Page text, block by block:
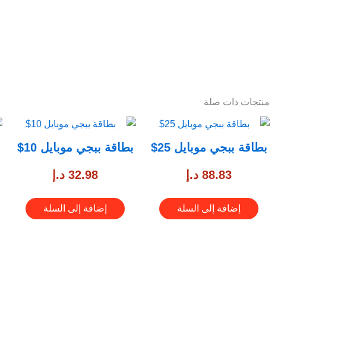
منتجات ذات صلة
بطاقة ببجي موبايل 25$
88.83 د.إ
إضافة إلى السلة
بطاقة ببجي موبايل 10$
32.98 د.إ
إضافة إلى السلة